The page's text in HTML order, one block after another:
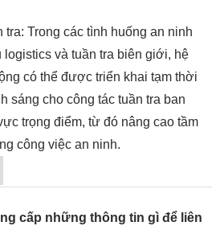
tra: Trong các tình huống an ninh
và tuần tra biên giới, hệ
có thể được triển khai tạm thời
sáng cho công tác tuần tra ban
trọng điểm, từ đó nâng cao tầm
công việc an ninh.
cấp những thông tin gì để liên